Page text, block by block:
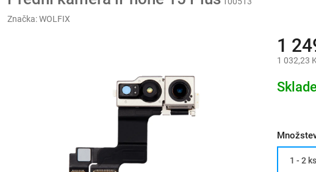
Značka:WOLFIX
1
1 032,23
cena:
1 - 2 ks